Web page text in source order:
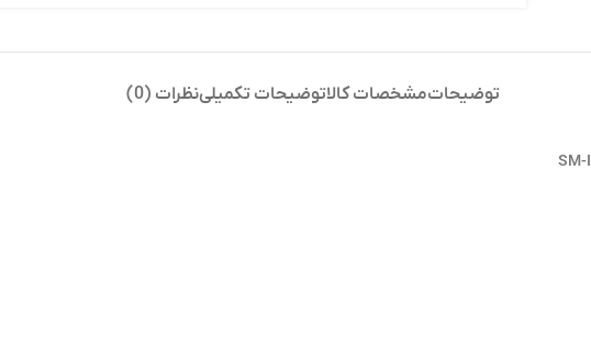
توضیحاتمشخصات کالاتوضیحات تکمیلینظرات (0)